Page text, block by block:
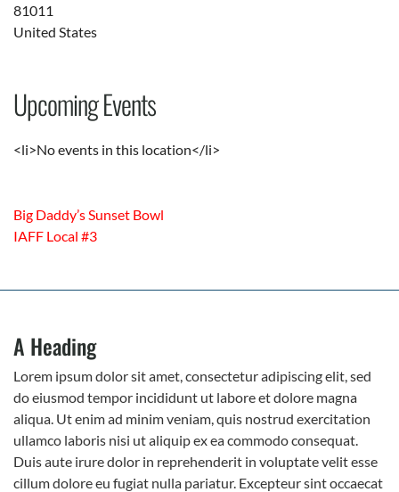
81011
United States
Upcoming Events
<li>No events in this location</li>
Big Daddy’s Sunset Bowl
IAFF Local #3
A Heading
Lorem ipsum dolor sit amet, consectetur adipiscing elit, sed
do eiusmod tempor incididunt ut labore et dolore magna
aliqua. Ut enim ad minim veniam, quis nostrud exercitation
ullamco laboris nisi ut aliquip ex ea commodo consequat.
Duis aute irure dolor in reprehenderit in voluptate velit esse
cillum dolore eu fugiat nulla pariatur. Excepteur sint occaecat